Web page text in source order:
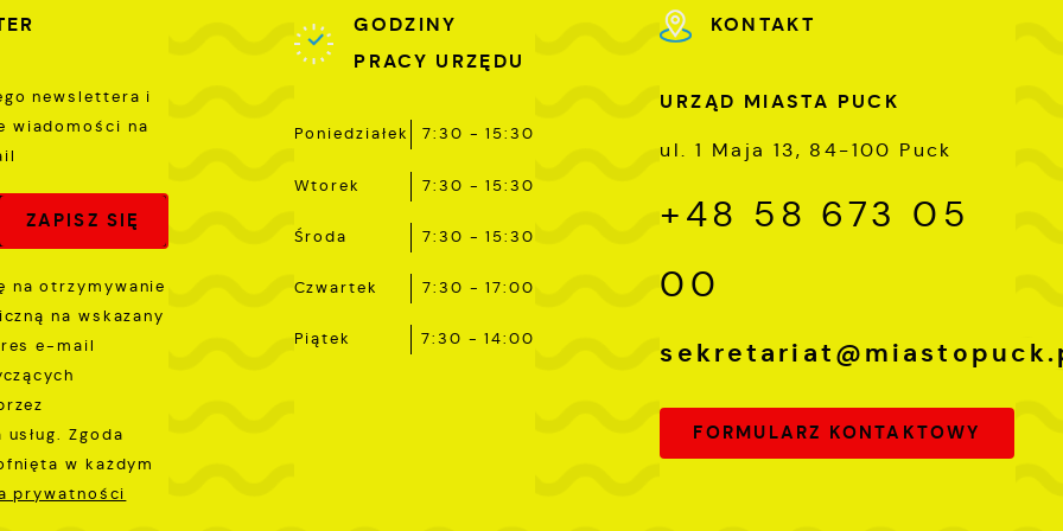
newslettera i
wiadomości na
na otrzymywanie
na wskazany
e-mail
Zgoda
w każdym
prywatności
GODZINY
PRACY URZĘDU
Poniedziałek 7:30 - 15:30
Wtorek 7:30 - 15:30
Środa 7:30 - 15:30
Czwartek 7:30 - 17:00
Piątek 7:30 - 14:00
KONTAKT
URZĄD MIASTA PUCK
ul. 1 Maja 13, 84-100 Puck
+48 58 673 05
00
FORMULARZ KONTAKTOWY